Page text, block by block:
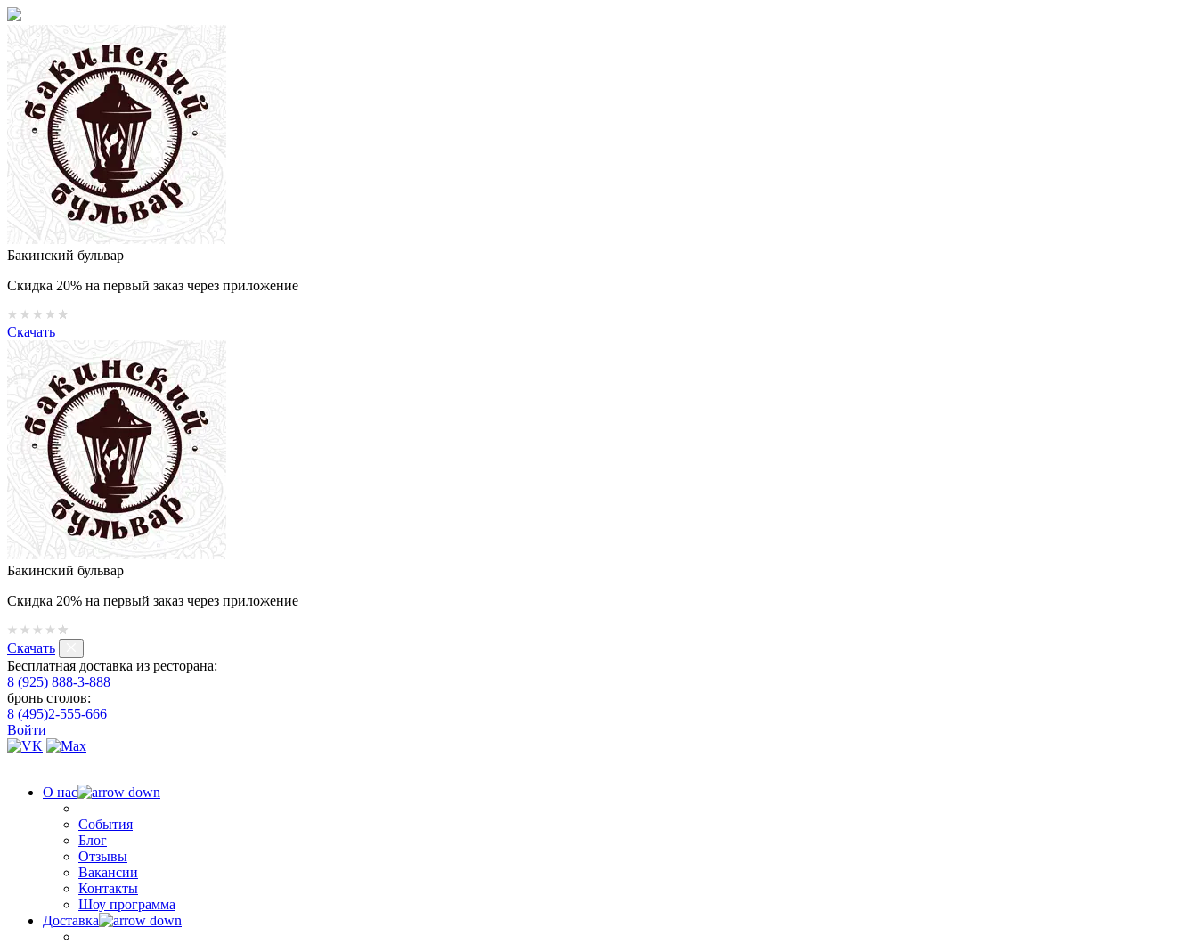
Бакинский бульвар
Скидка 20% на первый заказ через приложение
Скачать
Бакинский бульвар
Скидка 20% на первый заказ через приложение
Скачать
Бесплатная доставка из ресторана:
8 (925) 888-3-888
бронь столов:
8 (495)2-555-666
Войти
О нас
События
Блог
Отзывы
Вакансии
Контакты
Шоу программа
Доставка